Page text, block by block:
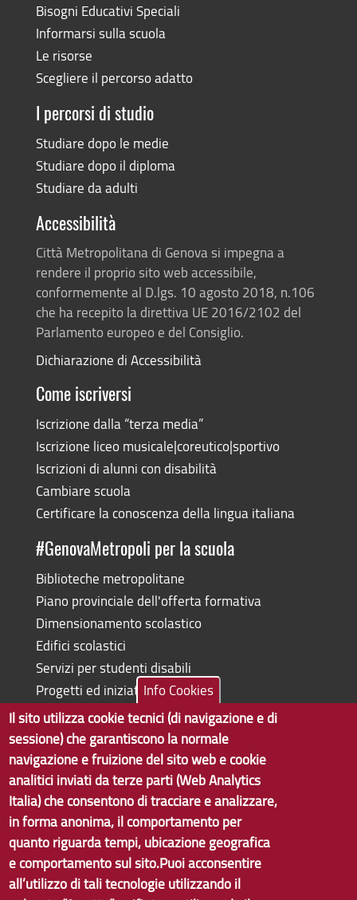
Bisogni Educativi Speciali
Informarsi sulla scuola
Le risorse
Scegliere il percorso adatto
I percorsi di studio
Studiare dopo le medie
Studiare dopo il diploma
Studiare da adulti
Accessibilità
Città Metropolitana di Genova si impegna a
rendere il proprio sito web accessibile,
conformemente al D.lgs. 10 agosto 2018, n.106
che ha recepito la direttiva UE 2016/2102 del
Parlamento europeo e del Consiglio.
Dichiarazione di Accessibilità
Come iscriversi
Iscrizione dalla “terza media”
Iscrizione liceo musicale|coreutico|sportivo
Iscrizioni di alunni con disabilità
Cambiare scuola
Certificare la conoscenza della lingua italiana
#GenovaMetropoli per la scuola
Biblioteche metropolitane
Piano provinciale dell'offerta formativa
Dimensionamento scolastico
Edifici scolastici
Servizi per studenti disabili
Progetti ed iniziative
Copyright © 2017 Città metropolitana di Genova | CF:
80007350103
Tecnologie e Accessibilità
Info Cookies
Il sito utilizza cookie tecnici (di navigazione e di
sessione) che garantiscono la normale
navigazione e fruizione del sito web e cookie
analitici inviati da terze parti (Web Analytics
Italia) che consentono di tracciare e analizzare,
in forma anonima, il comportamento per
quanto riguarda tempi, ubicazione geografica
e comportamento sul sito.Puoi acconsentire
all’utilizzo di tali tecnologie utilizzando il